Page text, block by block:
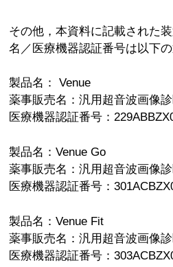
その他，本資料に記載された
名／医療機器認証番号は以下の
製品名： Venue
薬事販売名：汎用超音波画像
医療機器認証番号：
製品名：Venue Go
薬事販売名：汎用超音波画像
医療機器認証番号：
製品名：Venue Fit
薬事販売名：汎用超音波画像
医療機器認証番号：